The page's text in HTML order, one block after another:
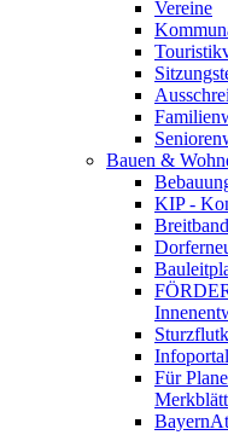
Vereine
Bauen &
KIP -
Für